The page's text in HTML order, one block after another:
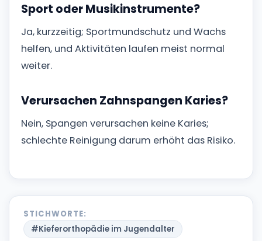
Sport oder Musikinstrumente?
Ja, kurzzeitig; Sportmundschutz und Wachs
helfen, und Aktivitäten laufen meist normal
weiter.
Verursachen Zahnspangen Karies?
Nein, Spangen verursachen keine Karies;
schlechte Reinigung darum erhöht das Risiko.
STICHWORTE:
#Kieferorthopädie im Jugendalter